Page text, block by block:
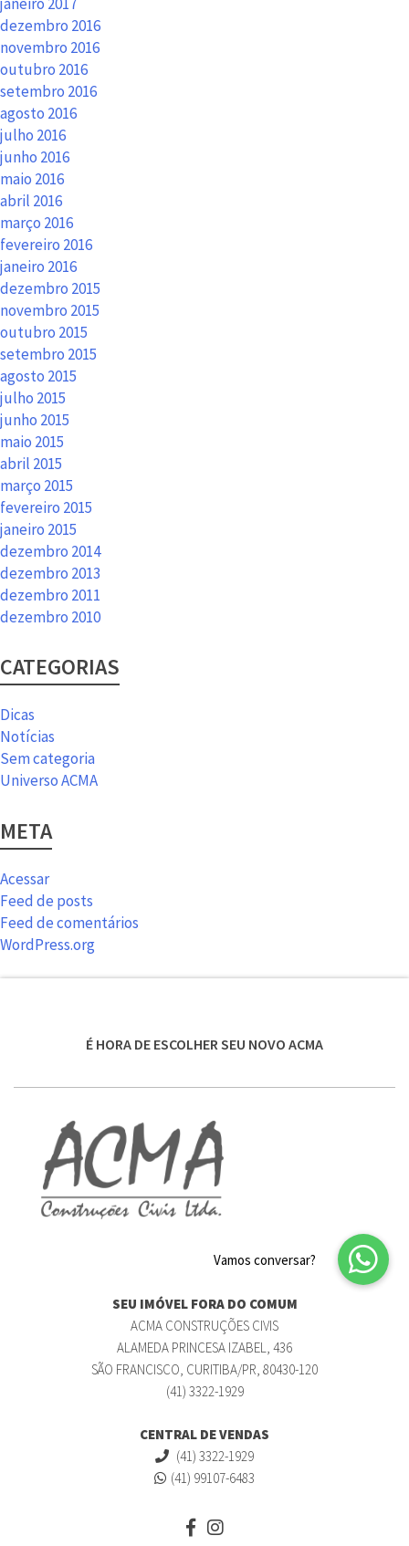
dezembro 2016
novembro 2016
outubro 2016
setembro 2016
agosto 2016
julho 2016
junho 2016
maio 2016
abril 2016
março 2016
fevereiro 2016
janeiro 2016
dezembro 2015
novembro 2015
outubro 2015
setembro 2015
agosto 2015
julho 2015
junho 2015
maio 2015
abril 2015
março 2015
fevereiro 2015
janeiro 2015
dezembro 2014
dezembro 2013
dezembro 2011
dezembro 2010
CATEGORIAS
Dicas
Notícias
Sem categoria
Universo ACMA
META
Acessar
Feed de posts
Feed de comentários
WordPress.org
É HORA DE ESCOLHER SEU NOVO ACMA
SEU IMÓVEL FORA DO COMUM
ACMA CONSTRUÇÕES CIVIS
ALAMEDA PRINCESA IZABEL, 436
SÃO FRANCISCO, CURITIBA/PR, 80430-120
(41) 3322-1929
CENTRAL DE VENDAS
(41) 3322-1929
(41) 99107-6483